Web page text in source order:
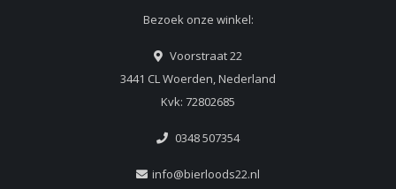
Bezoek onze winkel:
Voorstraat 22
3441 CL Woerden, Nederland
Kvk: 72802685
0348 507354
info@bierloods22.nl